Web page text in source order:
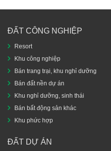
ĐẤT CÔNG NGHIỆP
Resort
Khu công nghiệp
Bán trang trại, khu nghỉ dưỡng
Bán đất nền dự án
Khu nghỉ dưỡng, sinh thái
Bán bất động sản khác
Khu phức hợp
ĐẤT DỰ ÁN